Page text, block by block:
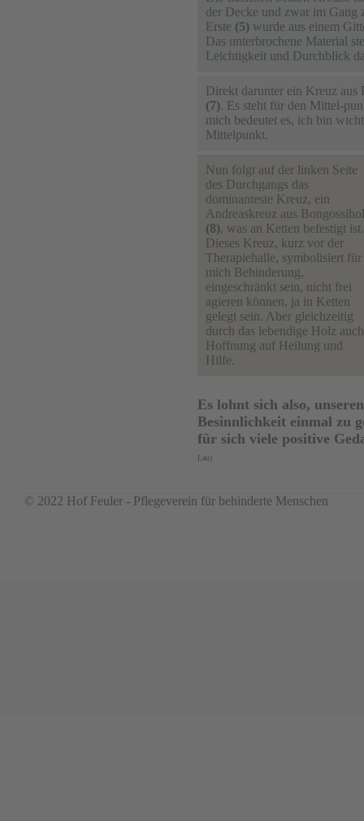
der Decke und zwar im Gang
Erste (5)wurde aus einem
Das unterbrochene Material
Leichtigkeit und Durchblick
Direkt darunter ein Kreuz aus
(7). Es steht für den Mittel-
mich bedeutet es, ich bin
Mittelpunkt.
Nun folgt auf der linken Seite
des Durchgangs das
dominanteste Kreuz, ein
Andreaskreuz aus
(8), was an Ketten befestigt ist.
Dieses Kreuz, kurz vor der
Therapiehalle, symbolisiert für
mich Behinderung,
eingeschränkt sein, nicht frei
agieren können, ja in Ketten
gelegt sein. Aber gleichzeitig
durch das lebendige Holz auch
Hoffnung auf Heilung und
Hilfe.
Es lohnt sich also,
Besinnlichkeit einmal zu
für sich viele positive
Lau)
© 2022 Hof Feuler - Pflegeverein für behinderte Menschen